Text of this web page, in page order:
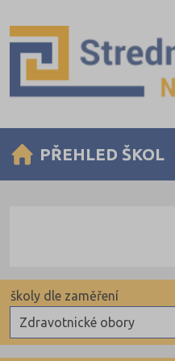
PŘEHLED ŠKOL
Zdravotnické obory
školy dle zaměření